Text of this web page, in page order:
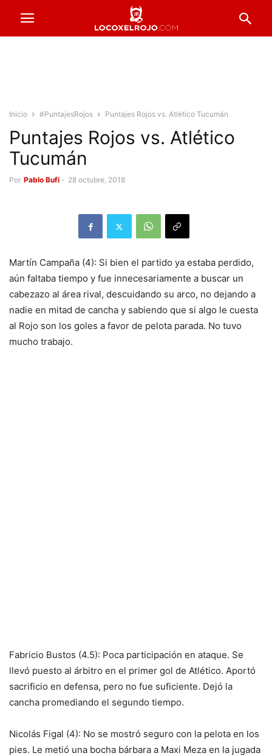
Inicio #PuntajesRojos Puntajes Rojos vs. Atlético Tucumán
Puntajes Rojos vs. Atlético
Tucumán
Por Pablo Bufi - 28 octubre, 2018
Martín Campaña (4): Si bien el partido ya estaba perdido,
aún faltaba tiempo y fue innecesariamente a buscar un
cabezazo al área rival, descuidando su arco, no dejando a
nadie en mitad de cancha y sabiendo que si algo le cuesta
al Rojo son los goles a favor de pelota parada. No tuvo
mucho trabajo.
Fabricio Bustos (4.5): Poca participación en ataque. Se
llevó puesto al árbitro en el primer gol de Atlético. Aportó
sacrificio en defensa, pero no fue suficiente. Dejó la
cancha promediando el segundo tiempo.
Nicolás Figal (4): No se mostró seguro con la pelota en los
pies. Le metió una bocha bárbara a Maxi Meza en la jugada